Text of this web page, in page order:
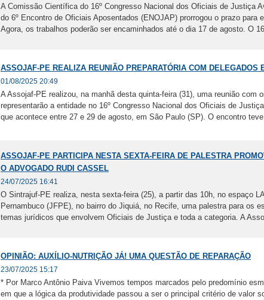
A Comissão Científica do 16º Congresso Nacional dos Oficiais de Justiça
do 6º Encontro de Oficiais Aposentados (ENOJAP) prorrogou o prazo para
Agora, os trabalhos poderão ser encaminhados até o dia 17 de agosto. O
ASSOJAF-PE REALIZA REUNIÃO PREPARATÓRIA COM DELEGADOS
01/08/2025 20:49
A Assojaf-PE realizou, na manhã desta quinta-feira (31), uma reunião com
representarão a entidade no 16º Congresso Nacional dos Oficiais de
que acontece entre 27 e 29 de agosto, em São Paulo (SP). O encontro
ASSOJAF-PE PARTICIPA NESTA SEXTA-FEIRA DE PALESTRA
O ADVOGADO RUDI CASSEL
24/07/2025 16:41
O Sintrajuf-PE realiza, nesta sexta-feira (25), a partir das 10h, no espaço
Pernambuco (JFPE), no bairro do Jiquiá, no Recife, uma palestra para os
temas jurídicos que envolvem Oficiais de Justiça e toda a categoria. A
OPINIÃO: AUXÍLIO-NUTRIÇÃO JÁ! UMA QUESTÃO DE REPARAÇÃO
23/07/2025 15:17
* Por Marco Antônio Paiva Vivemos tempos marcados pelo predomínio
em que a lógica da produtividade passou a ser o principal critério de valor